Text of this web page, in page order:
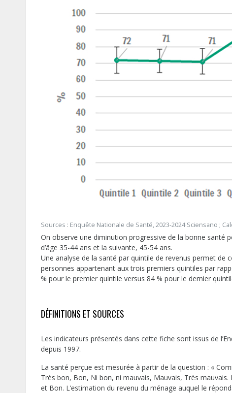
Sources : Enquête Nationale de Santé, 2023-2024 Sciensano ;
On observe une diminution progressive de la bonne santé
d’âge 35-44 ans et la suivante, 45-54 ans.
Une analyse de la santé par quintile de revenus permet
personnes appartenant aux trois premiers quintiles par
% pour le premier quintile versus 84 % pour le dernier
DÉFINITIONS ET SOURCES
Les indicateurs présentés dans cette fiche sont issus de
depuis 1997.
La santé perçue est mesurée à partir de la question : «
Très bon, Bon, Ni bon, ni mauvais, Mauvais, Très
et Bon. L’estimation du revenu du ménage auquel le